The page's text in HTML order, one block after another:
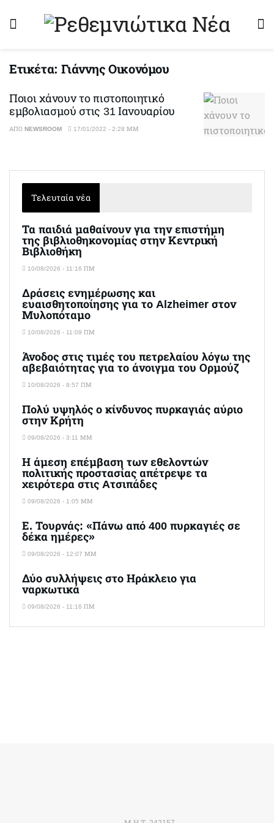
Ετικέτα:Γιάννης Οικονόμου
Ποιοι χάνουν το πιστοποιητικό
εμβολιασμού στις 31 Ιανουαρίου
ΑΠΌ NEWSROOM 17/01/2022 - 2:28 ΜΜ
Τελευταία νέα
Τα παιδιά μαθαίνουν για την επιστήμη
της βιβλιοθηκονομίας στην Κεντρική
Βιβλιοθήκη
10/08/2026 - 11:16 ΠΜ
Δράσεις ενημέρωσης και
ευαισθητοποίησης για το Alzheimer στον
Μυλοπόταμο
10/08/2026 - 11:09 ΠΜ
Άνοδος στις τιμές του πετρελαίου λόγω της
αβεβαιότητας για το άνοιγμα του Ορμούζ
10/08/2026 - 8:57 ΠΜ
Πολύ υψηλός ο κίνδυνος πυρκαγιάς αύριο
στην Κρήτη
09/08/2026 - 3:11 ΜΜ
Η άμεση επέμβαση των εθελοντών
πολιτικής προστασίας απέτρεψε τα
χειρότερα στις Aτσιπάδες
09/08/2026 - 1:05 ΜΜ
Ε. Τουρνάς: «Πάνω από 400 πυρκαγιές σε
δέκα ημέρες»
09/08/2026 - 12:07 ΜΜ
Δύο συλλήψεις στο Ηράκλειο για
ναρκωτικά
09/08/2026 - 11:16 ΠΜ